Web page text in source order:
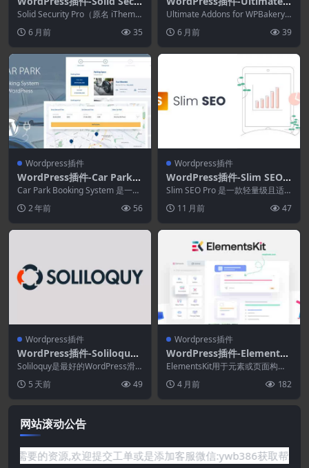
rity Pro(以前称为 iThemes
Security Pro)8.7.0
Solid Security Pro（原名 iTheme
6 月前 35
Addons for WPBakery Pag
e Builder 3.21.3
Ultimate Addons for WPBakery P
6 月前 39
Wordpress插件
WordPress插件-Car Park B
ooking System for WordP
ress 2.7.0
Car Park Booking System 是一个
2 年前 56
Wordpress插件
WordPress插件-Slim SEO P
ro 1.4.2+Schema 2.7.1–高
级SEO变得简单
Slim SEO Pro 是一款轻量级且适
11 月前 47
Wordpress插件
WordPress插件-Soliloquy
2.7.4–WordPress滑块插件
Soliloquy是最好的WordPress滑
块插件。 在几分钟内创建漂亮的
响应...5 天前 49
Wordpress插件
WordPress插件-ElementsK
it 4.3.1–Elementor页面生成
器的插件
ElementsKit用于元素或页面构建
器，带有页眉构建器、页脚构建
器、Mega...
4 月前 182
网站滚动公告
站没有你需要的资源,欢迎提交工单或是添加客服微信:ywb386